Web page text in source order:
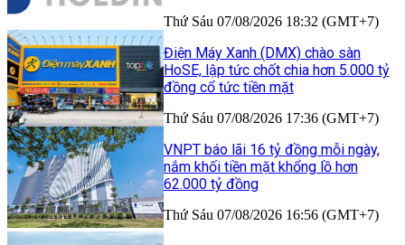
Thứ Sáu 07/08/2026 18:32 (GMT+7)
Điện Máy Xanh (DMX) chào sàn
HoSE, lập tức chốt chia hơn 5.000 tỷ
đồng cổ tức tiền mặt
Thứ Sáu 07/08/2026 17:36 (GMT+7)
VNPT báo lãi 16 tỷ đồng mỗi ngày,
nắm khối tiền mặt khổng lồ hơn
62.000 tỷ đồng
Thứ Sáu 07/08/2026 16:56 (GMT+7)